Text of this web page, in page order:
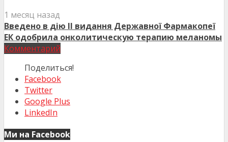
1 месяц назад
Введено в дію II видання Державної Фармакопеї
ЕК одобрила онколитическую терапию меланомы
Комментарий
Поделиться!
Facebook
Twitter
Google Plus
LinkedIn
Ми на Facebook